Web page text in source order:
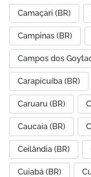
Camaçari (BR)
Campinas (BR)
Campos dos
Carapicuíba (BR)
Caruaru (BR)
Caucaia (BR)
Ceilândia (BR)
Cuiabá (BR)